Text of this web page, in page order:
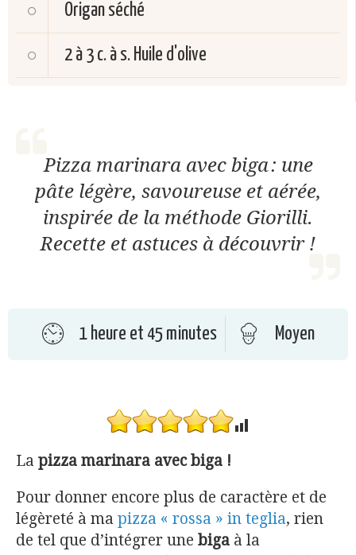
Origan séché
2 à 3 c. à s. Huile d'olive
Pizza marinara avec biga : une
pâte légère, savoureuse et aérée,
inspirée de la méthode Giorilli.
Recette et astuces à découvrir !
1 heure et 45 minutes Moyen
La pizza marinara avec biga !
Pour donner encore plus de caractère et de
légèreté à ma pizza « rossa » in teglia, rien
de tel que d’intégrer une biga à la